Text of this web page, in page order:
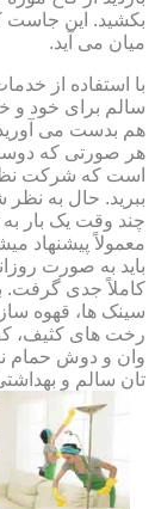
بکشید. این جاست
میان می آید.
با استفاده از
سالم برای خود و
هم بدست می آورید.
هر صورتی که دوست
است که شرکت
ببرید. حال به
چند وقت یک بار به
معمولاً پیشنهاد
باید به صورت
کاملاً جدی گرفت.
سینک ها، قهوه
رخت های کثیف،
وان و دوش حمام
تان سالم و